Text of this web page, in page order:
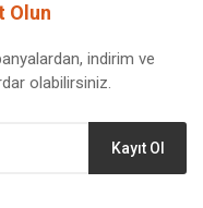
Olun
indirim ve
olabilirsiniz.
Kayıt Ol